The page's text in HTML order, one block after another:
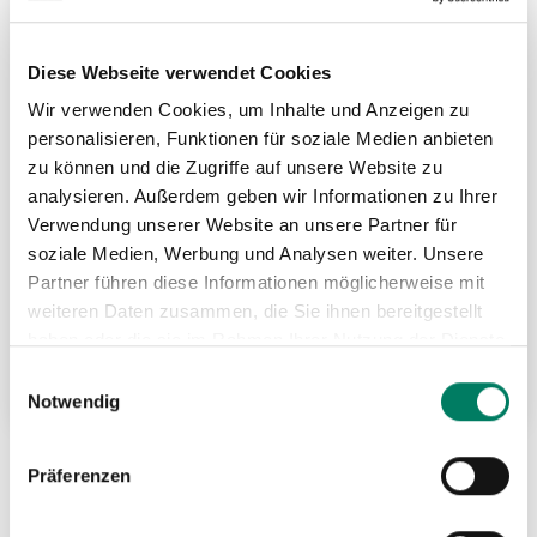
Diese Webseite verwendet Cookies
Wir verwenden Cookies, um Inhalte und Anzeigen zu
personalisieren, Funktionen für soziale Medien anbieten
zu können und die Zugriffe auf unsere Website zu
analysieren. Außerdem geben wir Informationen zu Ihrer
Verwendung unserer Website an unsere Partner für
soziale Medien, Werbung und Analysen weiter. Unsere
Partner führen diese Informationen möglicherweise mit
weiteren Daten zusammen, die Sie ihnen bereitgestellt
Notwendig
Präferenzen
Höhensicherungsgeräte Typ Rebel™ nach
EN
Seite